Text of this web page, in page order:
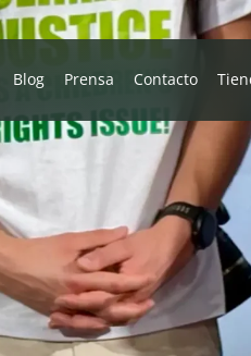
Blog Prensa Contacto